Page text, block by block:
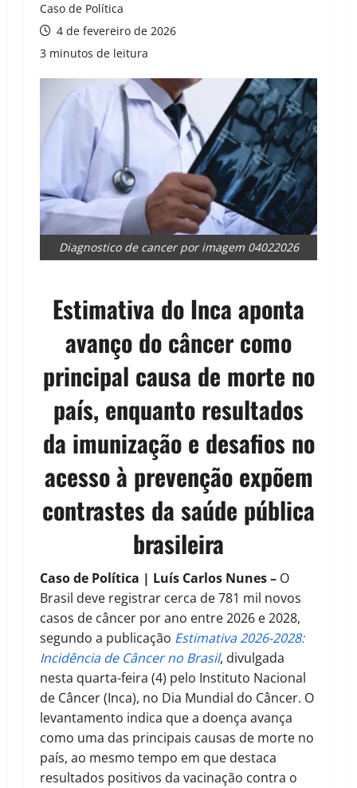
Caso de Política
4 de fevereiro de 2026
3 minutos de leitura
Diagnostico de cancer por imagem 04022026
Estimativa do Inca aponta
avanço do câncer como
principal causa de morte no
país, enquanto resultados
da imunização e desafios no
acesso à prevenção expõem
contrastes da saúde pública
brasileira
Caso de Política | Luís Carlos Nunes – O
Brasil deve registrar cerca de 781 mil novos
casos de câncer por ano entre 2026 e 2028,
segundo a publicação Estimativa 2026-2028:
Incidência de Câncer no Brasil, divulgada
nesta quarta-feira (4) pelo Instituto Nacional
de Câncer (Inca), no Dia Mundial do Câncer. O
levantamento indica que a doença avança
como uma das principais causas de morte no
país, ao mesmo tempo em que destaca
resultados positivos da vacinação contra o